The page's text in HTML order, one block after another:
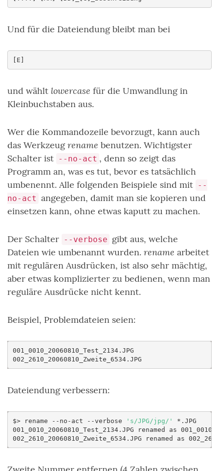
Und für die Dateiendung bleibt man bei
und wählt lowercase für die Umwandlung in
Kleinbuchstaben aus.
Wer die Kommandozeile bevorzugt, kann auch
das Werkzeug rename benutzen. Wichtigster
Schalter ist --no-act , denn so zeigt das
Programm an, was es tut, bevor es tatsächlich
umbenennt. Alle folgenden Beispiele sind mit --
no-act angegeben, damit man sie kopieren und
einsetzen kann, ohne etwas kaputt zu machen.
Der Schalter --verbose gibt aus, welche
Dateien wie umbenannt wurden. rename arbeitet
mit regulären Ausdrücken, ist also sehr mächtig,
aber etwas komplizierter zu bedienen, wenn man
reguläre Ausdrücke nicht kennt.
Beispiel, Problemdateien seien:
001_0010_20060810_Test_2134.JPG
Dateiendung verbessern:
$> rename --no-act --verbose 's/JPG/jpg/'
*.JPG
001_0010_20060810_Test_2134.JPG
renamed as
002_2610_20060810_Zweite_6534.JPG
renamed as